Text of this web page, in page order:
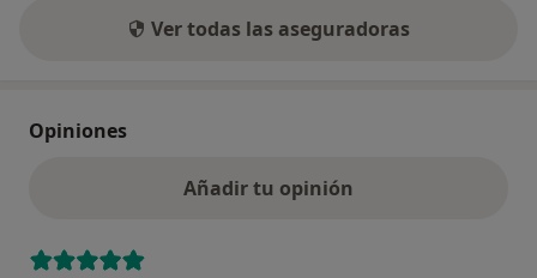
Ver todas las aseguradoras
Opiniones
Añadir tu opinión